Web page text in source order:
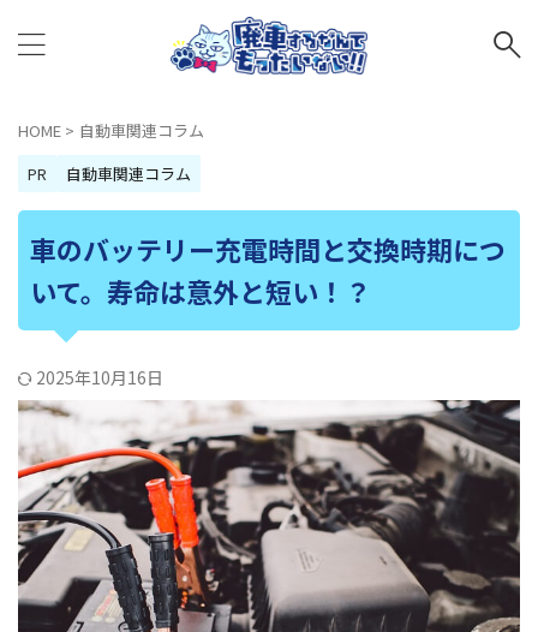
HOME > 自動車関連コラム
PR
自動車関連コラム
車のバッテリー充電時間と交換時期につ
いて。寿命は意外と短い！？
2025年10月16日